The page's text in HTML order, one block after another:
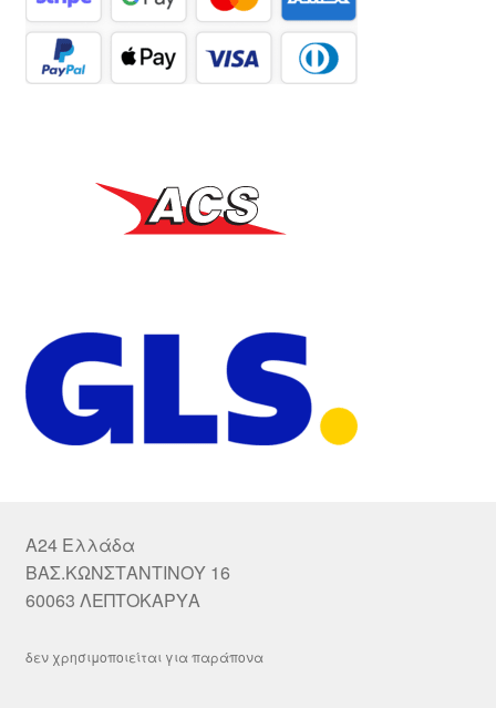
A24 Ελλάδα
ΒΑΣ.ΚΩΝΣΤΑΝΤΙΝΟΥ 16
60063 ΛΕΠΤΟΚΑΡΥΑ
δεν χρησιμοποιείται για παράπονα